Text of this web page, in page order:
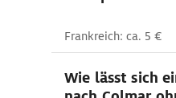
Frankreich: ca. 5 €
Wie lässt sich